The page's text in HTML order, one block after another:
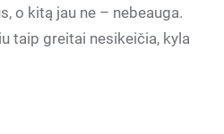
o kitą jau ne – nebeauga.
taip greitai nesikeičia, kyla